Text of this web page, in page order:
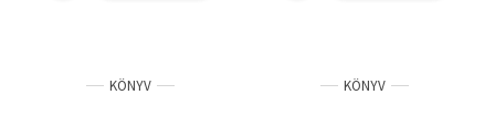
KÖNYV KÖNYV